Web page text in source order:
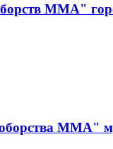
ММА"
ММА"